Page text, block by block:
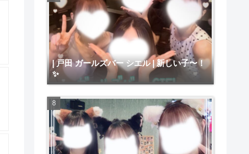
| 戸田 ガールズバー シエル | 新しい子〜！
✨